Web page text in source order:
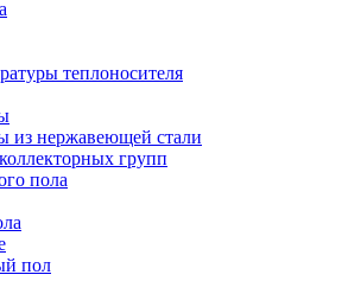
теплоносителя
из нержавеющей стали
групп
пола
пол